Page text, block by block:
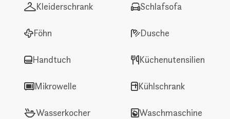
Kleiderschrank Schlafsofa
Föhn Dusche
Handtuch Küchenutensilien
Mikrowelle Kühlschrank
Wasserkocher Waschmaschine